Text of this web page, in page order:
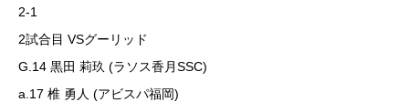
2-1
2試合目 VSグーリッド
G.14 黒田 莉玖 (ラソス香月SSC)
a.17 椎 勇人 (アビスパ福岡)